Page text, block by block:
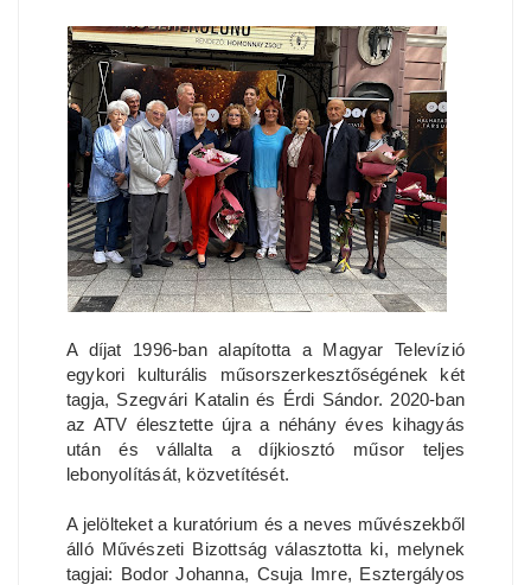
A díjat 1996-ban alapította a Magyar Televízió
egykori kulturális műsorszerkesztőségének két
tagja, Szegvári Katalin és Érdi Sándor. 2020-ban
az ATV élesztette újra a néhány éves kihagyás
után és vállalta a díjkiosztó műsor teljes
lebonyolítását, közvetítését.
A jelölteket a kuratórium és a neves művészekből
álló Művészeti Bizottság választotta ki, melynek
tagjai: Bodor Johanna, Csuja Imre, Esztergályos